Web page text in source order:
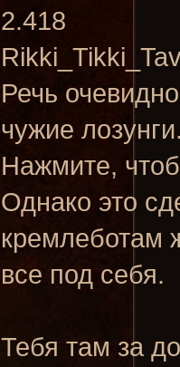
2.418
Речь
чужие
Нажмите,
Однако это
кремлеботам
все под себя.
Тебя там за